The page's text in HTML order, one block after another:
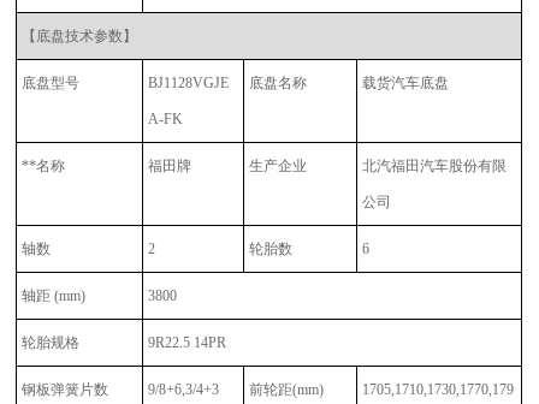
【底盘技术参数】
底盘型号 BJ1128VGJE
A-FK
底盘名称 载货汽车底盘
**名称 福田牌 生产企业 北汽福田汽车股份有限
公司
轴数 2 轮胎数 6
轴距 (mm) 3800
轮胎规格 9R22.5 14PR
钢板弹簧片数 9/8+6,3/4+3 前轮距(mm) 1705,1710,1730,1770,179